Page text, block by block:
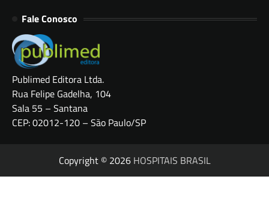
Fale Conosco
Publimed Editora Ltda.
Rua Felipe Gadelha, 104
Sala 55 – Santana
CEP: 02012-120 – São Paulo/SP
Copyright © 2026 HOSPITAIS BRASIL